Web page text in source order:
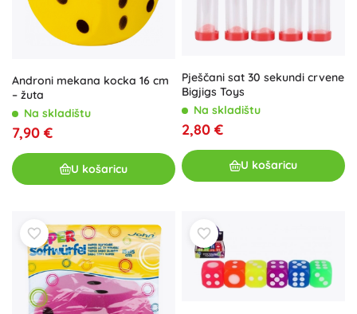
Androni mekana kocka 16 cm
– žuta
Na skladištu
7,90 €
U košaricu
Pješčani sat 30 sekundi crvene
Bigjigs Toys
Na skladištu
2,80 €
U košaricu